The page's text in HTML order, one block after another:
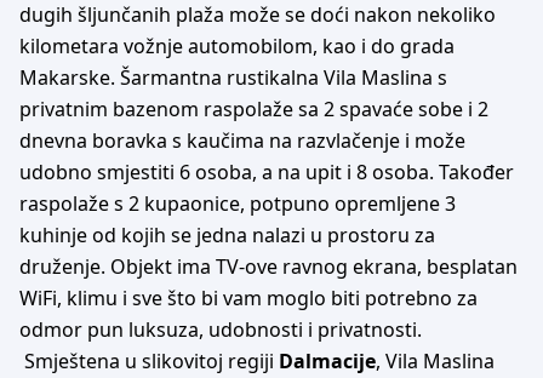
dugih šljunčanih plaža može se doći nakon nekoliko
kilometara vožnje automobilom, kao i do grada
Makarske. Šarmantna rustikalna Vila Maslina s
privatnim bazenom raspolaže sa 2 spavaće sobe i 2
dnevna boravka s kaučima na razvlačenje i može
udobno smjestiti 6 osoba, a na upit i 8 osoba. Također
raspolaže s 2 kupaonice, potpuno opremljene 3
kuhinje od kojih se jedna nalazi u prostoru za
druženje. Objekt ima TV-ove ravnog ekrana, besplatan
WiFi, klimu i sve što bi vam moglo biti potrebno za
odmor pun luksuza, udobnosti i privatnosti.
Smještena u slikovitoj regiji Dalmacije, Vila Maslina